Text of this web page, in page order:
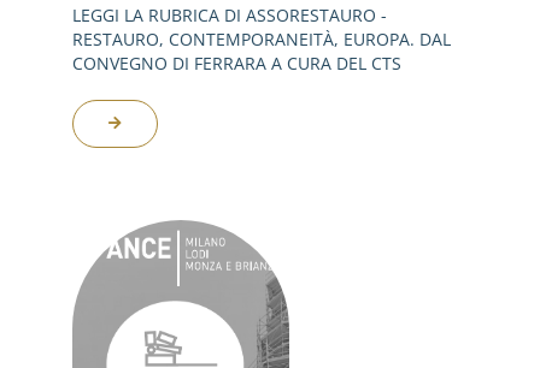
LEGGI LA RUBRICA DI ASSORESTAURO -
RESTAURO, CONTEMPORANEITÀ, EUROPA. DAL
CONVEGNO DI FERRARA A CURA DEL CTS